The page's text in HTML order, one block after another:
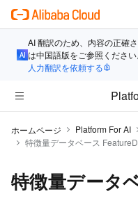
AI 翻訳のため、内容の正確
は中国語版をご参照ください
人力翻訳を依頼する
ホームページ Platform For AI
特徴量データベース
特徴量データ